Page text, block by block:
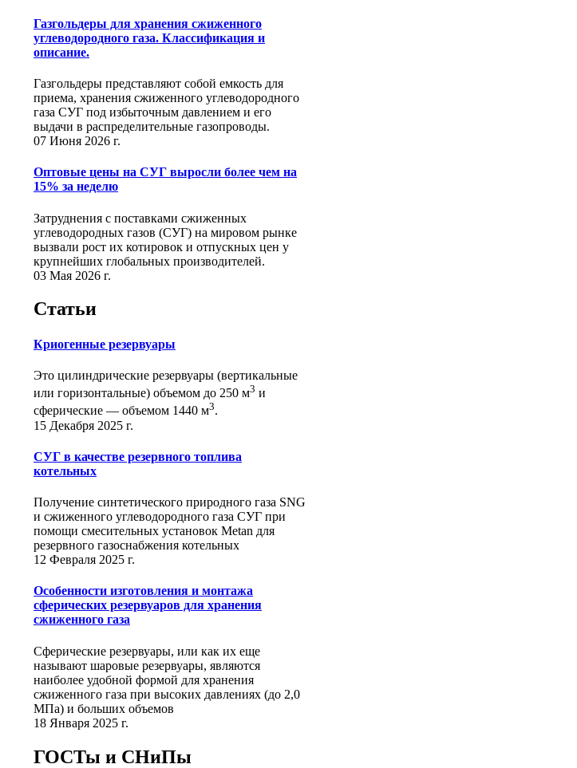
Газгольдеры для хранения сжиженного
углеводородного газа. Классификация и
описание.
Газгольдеры представляют собой емкость для
приема, хранения сжиженного углеводородного
газа СУГ под избыточным давлением и его
выдачи в распределительные газопроводы.
07 Июня 2026 г.
Оптовые цены на СУГ выросли более чем на
15% за неделю
Затруднения с поставками сжиженных
углеводородных газов (СУГ) на мировом рынке
вызвали рост их котировок и отпускных цен у
крупнейших глобальных производителей.
03 Мая 2026 г.
Статьи
Криогенные резервуары
Это цилиндрические резервуары (вертикальные
или горизонтальные) объемом до 250 м3 и
сферические ― объемом 1440 м3.
15 Декабря 2025 г.
СУГ в качестве резервного топлива
котельных
Получение синтетического природного газа SNG
и сжиженного углеводородного газа СУГ при
помощи смесительных установок Metan для
резервного газоснабжения котельных
12 Февраля 2025 г.
Особенности изготовления и монтажа
сферических резервуаров для хранения
сжиженного газа
Сферические резервуары, или как их еще
называют шаровые резервуары, являются
наиболее удобной формой для хранения
сжиженного газа при высоких давлениях (до 2,0
МПа) и больших объемов
18 Января 2025 г.
ГОСТы и СНиПы